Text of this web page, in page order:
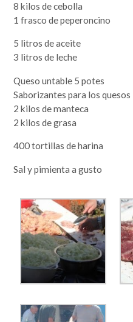
8 kilos de cebolla
1 frasco de peperoncino
5 litros de aceite
3 litros de leche
Queso untable 5 potes
Saborizantes para los quesos
2 kilos de manteca
2 kilos de grasa
400 tortillas de harina
Sal y pimienta a gusto